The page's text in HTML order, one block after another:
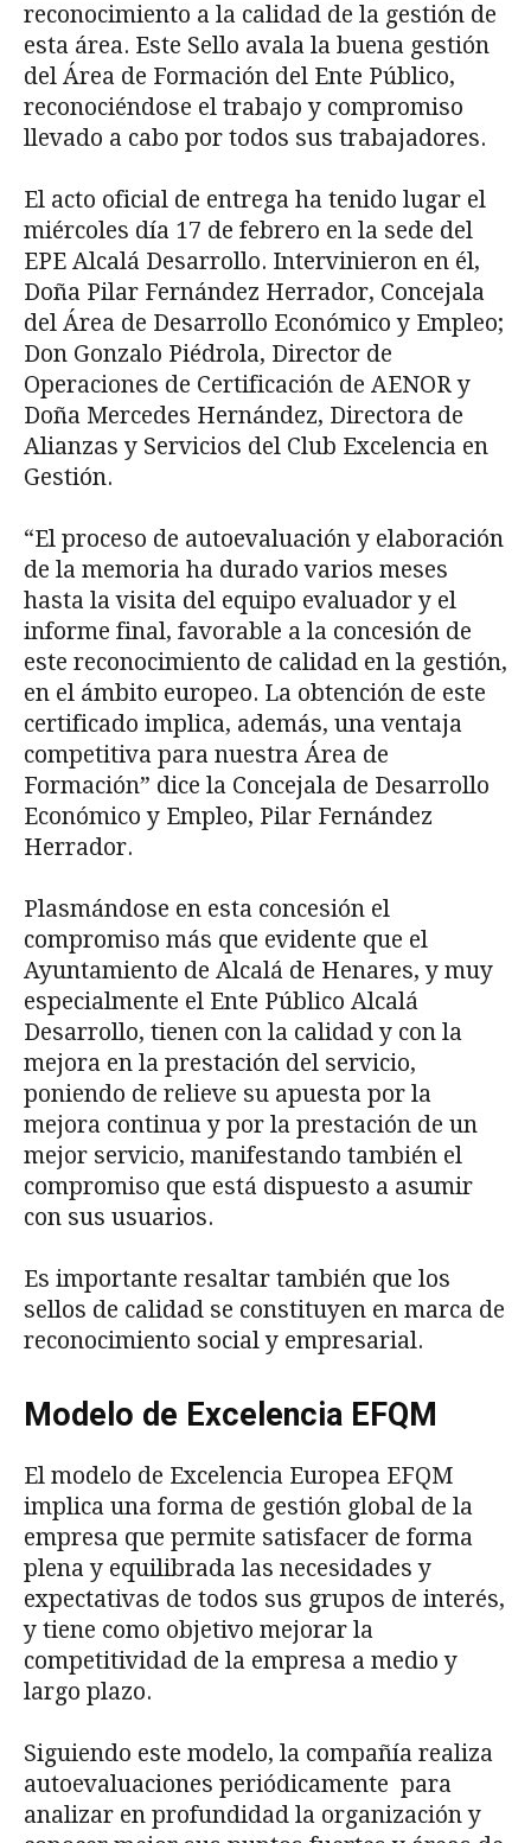
reconocimiento a la calidad de la gestión de
esta área. Este Sello avala la buena gestión
del Área de Formación del Ente Público,
reconociéndose el trabajo y compromiso
llevado a cabo por todos sus trabajadores.
El acto oficial de entrega ha tenido lugar el
miércoles día 17 de febrero en la sede del
EPE Alcalá Desarrollo. Intervinieron en él,
Doña Pilar Fernández Herrador, Concejala
del Área de Desarrollo Económico y Empleo;
Don Gonzalo Piédrola, Director de
Operaciones de Certificación de AENOR y
Doña Mercedes Hernández, Directora de
Alianzas y Servicios del Club Excelencia en
Gestión.
“El proceso de autoevaluación y elaboración
de la memoria ha durado varios meses
hasta la visita del equipo evaluador y el
informe final, favorable a la concesión de
este reconocimiento de calidad en la gestión,
en el ámbito europeo. La obtención de este
certificado implica, además, una ventaja
competitiva para nuestra Área de
Formación” dice la Concejala de Desarrollo
Económico y Empleo, Pilar Fernández
Herrador.
Plasmándose en esta concesión el
compromiso más que evidente que el
Ayuntamiento de Alcalá de Henares, y muy
especialmente el Ente Público Alcalá
Desarrollo, tienen con la calidad y con la
mejora en la prestación del servicio,
poniendo de relieve su apuesta por la
mejora continua y por la prestación de un
mejor servicio, manifestando también el
compromiso que está dispuesto a asumir
con sus usuarios.
Es importante resaltar también que los
sellos de calidad se constituyen en marca de
reconocimiento social y empresarial.
Modelo de Excelencia EFQM
El modelo de Excelencia Europea EFQM
implica una forma de gestión global de la
empresa que permite satisfacer de forma
plena y equilibrada las necesidades y
expectativas de todos sus grupos de interés,
y tiene como objetivo mejorar la
competitividad de la empresa a medio y
largo plazo.
Siguiendo este modelo, la compañía realiza
autoevaluaciones periódicamente para
analizar en profundidad la organización y